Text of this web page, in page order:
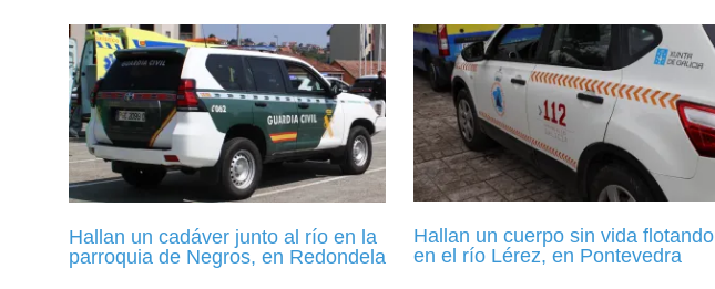
Hallan un cadáver junto al río en la
parroquia de Negros, en Redondela
Hallan un cuerpo sin vida flotando
en el río Lérez, en Pontevedra